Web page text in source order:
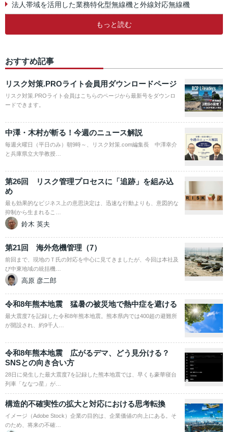
法人帯域を活用した業務特化型無線機と外線対応無線機
もっと読む
おすすめ記事
リスク対策.PROライト会員用ダウンロードページ
リスク対策.PROライト会員はこちらのページから最新号をダウンロ
ードできます。
中澤・木村が斬る！今週のニュース解説
毎週火曜日（平日のみ）朝9時～、リスク対策.com編集長 中澤幸介
と兵庫県立大学教授…
第26回 リスク管理プロセスに「追跡」を組み込
め
最も効果的なビジネス上の意思決定は、迅速な行動よりも、意図的な
抑制から生まれるこ…
鈴木 英夫
第21回 海外危機管理（7）
前回まで、現地のＴ氏の対応を中心に見てきましたが、今回は本社及
び中東地域の統括機…
高原 彦二郎
令和8年熊本地震 猛暑の被災地で熱中症を避ける
最大震度7を記録した令和8年熊本地震。熊本県内では400超の避難所
が開設され、約9千人…
令和8年熊本地震 広がるデマ、どう見分ける？
SNSとの向き合い方
28日に発生した最大震度7を記録した熊本地震では、早くも豪華寝台
列車「ななつ星」が…
構造的不確実性の拡大と対応における思考転換
イメージ（Adobe Stock）企業の目的は、企業価値の向上にある。そ
のため、将来の不確…